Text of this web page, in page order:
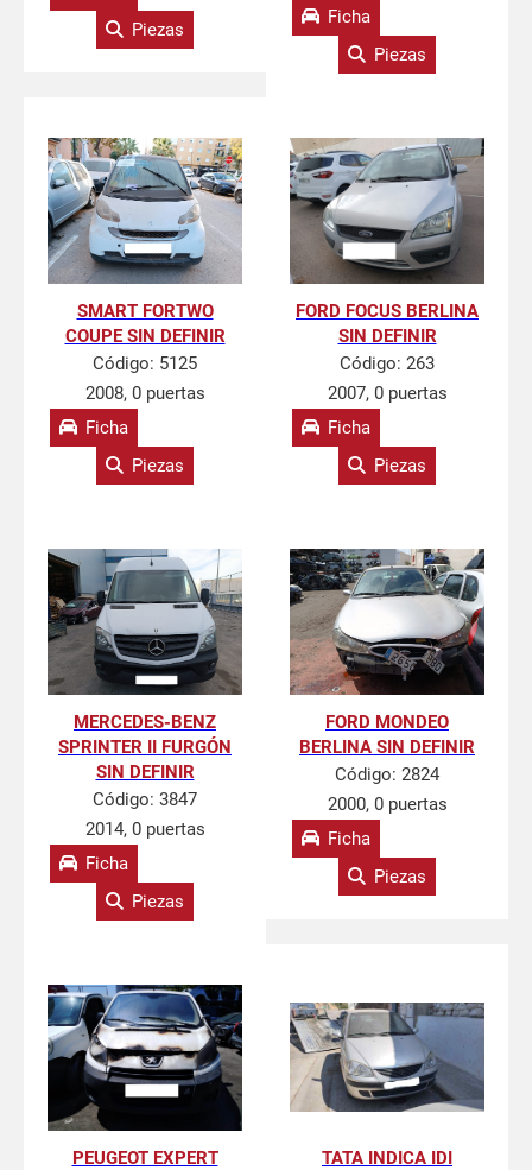
Piezas
Ficha
Piezas
SMART FORTWO
COUPE SIN DEFINIR
Código: 5125
2008, 0 puertas
Ficha
Piezas
FORD FOCUS BERLINA
SIN DEFINIR
Código: 263
2007, 0 puertas
Ficha
Piezas
MERCEDES-BENZ
SPRINTER II FURGÓN
SIN DEFINIR
Código: 3847
2014, 0 puertas
Ficha
Piezas
FORD MONDEO
BERLINA SIN DEFINIR
Código: 2824
2000, 0 puertas
Ficha
Piezas
PEUGEOT EXPERT
TATA INDICA IDI